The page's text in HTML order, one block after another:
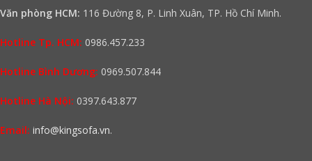
Văn phòng HCM: 116 Đường 8, P. Linh Xuân, TP. Hồ Chí Minh.
Hotline Tp. HCM: 0986.457.233
Hotline Bình Dương: 0969.507.844
Hotline Hà Nội: 0397.643.877
Email: info@kingsofa.vn.